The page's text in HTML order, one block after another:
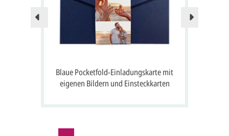
Blaue Pocketfold-Einladungskarte mit
eigenen Bildern und Einsteckkarten